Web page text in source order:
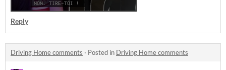
Reply
Driving Home comments · Posted in Driving Home comments